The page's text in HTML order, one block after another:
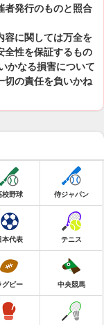
者発行のものと照合
容に関しては万全を
全性を保証するもの
かなる損害について
切の責任を負いかね
校野球 侍ジャパン
本代表 テニス
グビー 中央競馬